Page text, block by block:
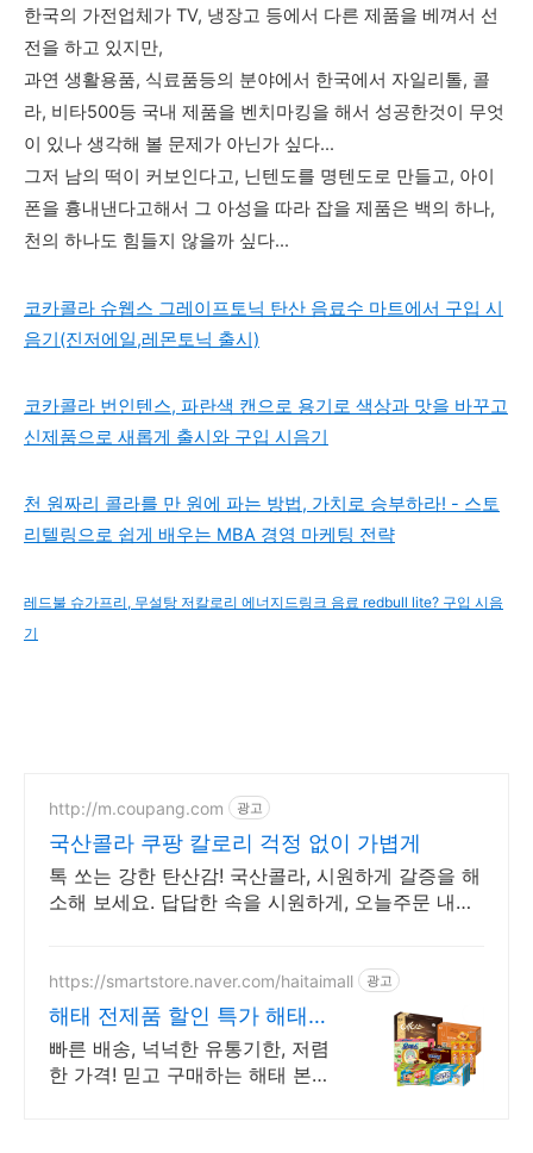
한국의 가전업체가 TV, 냉장고 등에서 다른 제품을 베껴서 선
전을 하고 있지만,
과연 생활용품, 식료품등의 분야에서 한국에서 자일리톨, 콜
라, 비타500등 국내 제품을 벤치마킹을 해서 성공한것이 무엇
이 있나 생각해 볼 문제가 아닌가 싶다...
그저 남의 떡이 커보인다고, 닌텐도를 명텐도로 만들고, 아이
폰을 흉내낸다고해서 그 아성을 따라 잡을 제품은 백의 하나,
천의 하나도 힘들지 않을까 싶다...
코카콜라 슈웹스 그레이프토닉 탄산 음료수 마트에서 구입 시
음기(진저에일,레몬토닉 출시)
코카콜라 번인텐스, 파란색 캔으로 용기로 색상과 맛을 바꾸고
신제품으로 새롭게 출시와 구입 시음기
천 원짜리 콜라를 만 원에 파는 방법, 가치로 승부하라! - 스토
리텔링으로 쉽게 배우는 MBA 경영 마케팅 전략
레드불 슈가프리, 무설탕 저칼로리 에너지드링크 음료 redbull lite? 구입 시음
기
http://m.coupang.com 광고
국산콜라 쿠팡 칼로리 걱정 없이 가볍게
톡 쏘는 강한 탄산감! 국산콜라, 시원하게 갈증을 해
소해 보세요. 답답한 속을 시원하게, 오늘주문 내일
https://smartstore.naver.com/haitaimall 광고
해태 전제품 할인 특가 해태제
과 본사 공식몰
빠른 배송, 넉넉한 유통기한, 저렴
한 가격! 믿고 구매하는 해태 본사